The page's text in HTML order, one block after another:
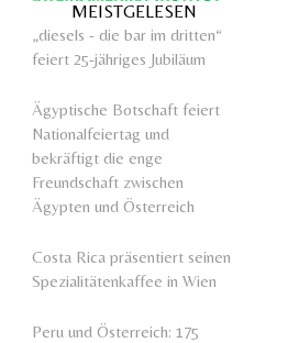
MEISTGELESEN
„diesels - die bar im dritten“
feiert 25-jähriges Jubiläum
Ägyptische Botschaft feiert
Nationalfeiertag und
bekräftigt die enge
Freundschaft zwischen
Ägypten und Österreich
Costa Rica präsentiert seinen
Spezialitätenkaffee in Wien
Peru und Österreich: 175